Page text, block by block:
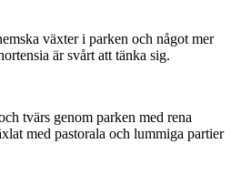
växter i parken och något mer
är svårt att tänka sig.
tvärs genom parken med rena
med pastorala och lummiga partier